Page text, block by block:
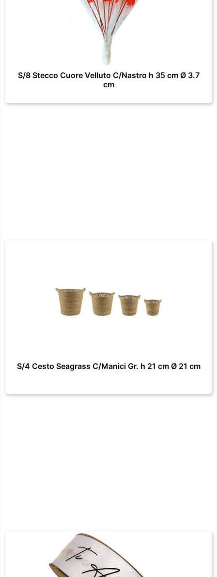
S/8 Stecco Cuore Velluto C/Nastro h 35 cm Ø 3.7
cm
S/4 Cesto Seagrass C/Manici Gr. h 21 cm Ø 21 cm